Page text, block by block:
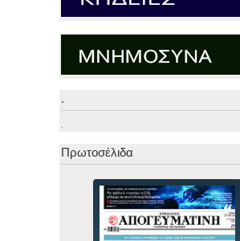
.
.
Πρωτοσέλιδα